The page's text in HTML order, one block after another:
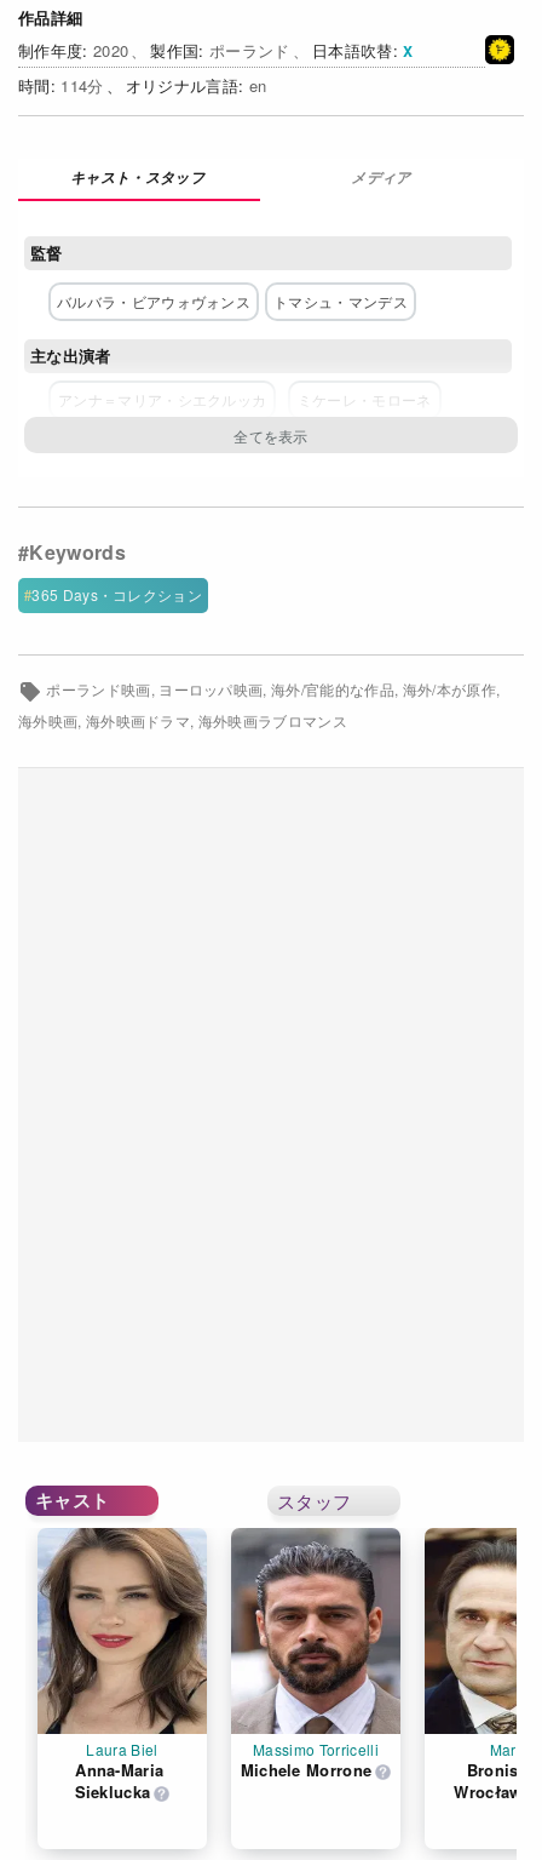
みんなの作品レビュー
お問い合わせ
作品詳細
2020
ポーランド
日本語吹替
114
en
メディア
監督
バルバラ・ビアウォヴォンス トマシュ・マンデス
主な出演者
アンナ＝マリア・シエクルッカ ミケーレ・モローネ
ブロニスワフ・ヴロツワフスキ オタル・サラリゼ
365 Days・コレクション
ポーランド映画 ヨーロッパ映画 海外/官能的な作品 海外/本が原作
海外映画 海外映画ドラマ 海外映画ラブロマンス
スタッフ
キャスト
Laura Biel
Anna-Maria
Sieklucka
Massimo Torricelli
Michele Morrone
Mario